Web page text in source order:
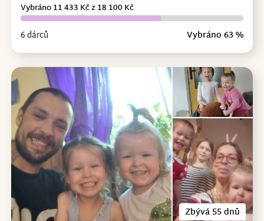
6 dárců Vybráno 63 %
Vybráno 11 433 Kč z 18 100 Kč
Zbývá 55 dnů